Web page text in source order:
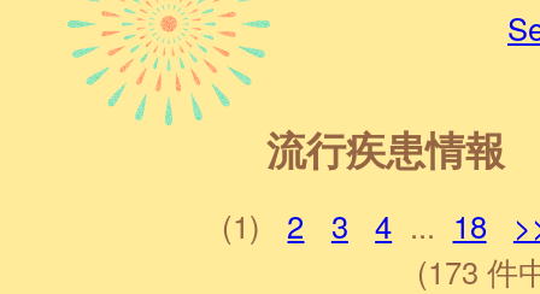
流行疾患情報
(1) 2 3 4 ... 18
(173 件